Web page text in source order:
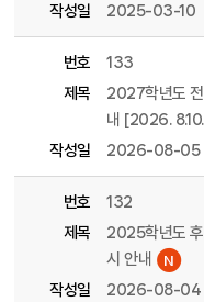
작성일
2025-03-10
번호
133
제목
2027학년도 전
내 [2026.
작성일
2026-08-05
번호
132
제목
2025학년도 후
시 안내
작성일
2026-08-04